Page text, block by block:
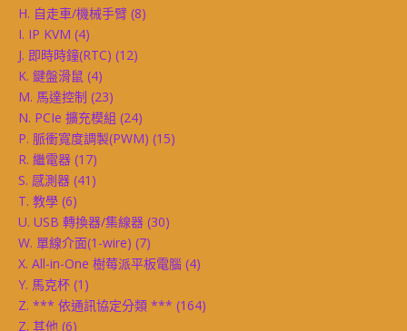
H. 自走車/機械手臂 (8)
I. IP KVM (4)
J. 即時時鐘(RTC) (12)
K. 鍵盤滑鼠 (4)
M. 馬達控制 (23)
N. PCIe 擴充模組 (24)
P. 脈衝寬度調製(PWM) (15)
R. 繼電器 (17)
S. 感測器 (41)
T. 教學 (6)
U. USB 轉換器/集線器 (30)
W. 單線介面(1-wire) (7)
X. All-in-One 樹莓派平板電腦 (4)
Y. 馬克杯 (1)
Z. *** 依通訊協定分類 *** (164)
Z. 其他 (6)